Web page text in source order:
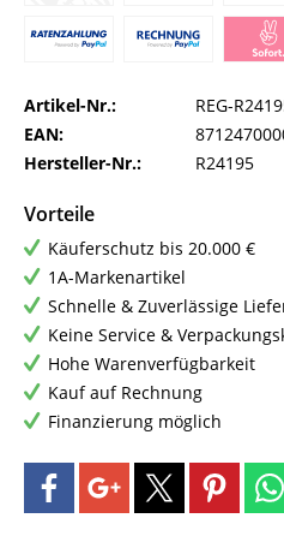
Artikel-Nr.:
REG-
EAN:
Hersteller-Nr.:
R24195
Vorteile
Käuferschutz bis 20.000 €
1A-Markenartikel
Schnelle & Zuverlässige
Keine Service &
Hohe Warenverfügbarkeit
Kauf auf Rechnung
Finanzierung möglich